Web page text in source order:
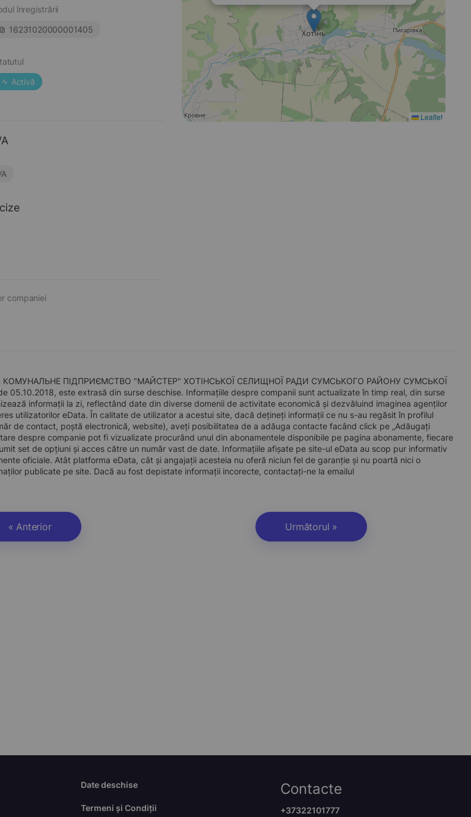
înregistrării
16231020000001405
Activă
companiei
Leaflet
КОМУНАЛЬНЕ ПІДПРИЄМСТВО "МАЙСТЕР" ХОТІНСЬКОЇ СЕЛИЩНОЇ РАДИ СУМСЬКОГО РАЙОНУ СУМСЬКОЇ
05.10.2018, este extrasă din surse deschise. Informațiile despre companii sunt actualizate în timp real, din surse
informații la zi, reflectând date din diverse domenii de activitate economică și dezvăluind imaginea agenților
utilizatorilor eData. În calitate de utilizator a acestui site, dacă dețineți informații ce nu s-au regăsit în profilul
de contact, poștă electronică, website), aveți posibilitatea de a adăuga contacte facând click pe „Adăugați
despre companie pot fi vizualizate procurând unul din abonamentele disponibile pe pagina abonamente, fiecare
set de opțiuni și acces către un număr vast de date. Informațiile afișate pe site-ul eData au scop pur informativ
oficiale. Atât platforma eData, cât și angajații acesteia nu oferă niciun fel de garanție și nu poartă nici o
publicate pe site. Dacă au fost depistate informații incorecte, contactați-ne la emailul
« Anterior Următorul »
Date deschise
Termeni și Condiții
Contacte
+37322101777